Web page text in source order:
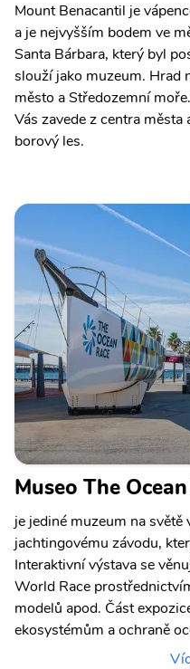
Mount Benacantil je
a je nejvyšším bodem ve
Santa Bárbara, který byl
slouží jako muzeum. Hrad
město a Středozemní
Vás zavede z centra
borový les.
Museo The
je jediné muzeum na světě
jachtingovému závodu,
Interaktivní výstava se
World Race
modelů apod. Část
ekosystémům a ochraně